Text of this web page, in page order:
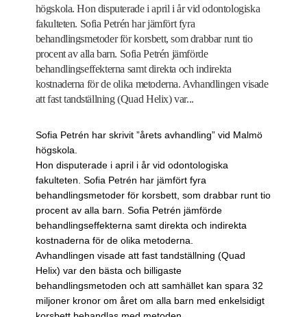
högskola. Hon disputerade i april i år vid odontologiska
fakulteten. Sofia Petrén har jämfört fyra
behandlingsmetoder för korsbett, som drabbar runt tio
procent av alla barn. Sofia Petrén jämförde
behandlingseffekterna samt direkta och indirekta
kostnaderna för de olika metoderna. Avhandlingen visade
att fast tandställning (Quad Helix) var...
Sofia Petrén har skrivit ”årets avhandling” vid Malmö
högskola.
Hon disputerade i april i år vid odontologiska
fakulteten. Sofia Petrén har jämfört fyra
behandlingsmetoder för korsbett, som drabbar runt tio
procent av alla barn. Sofia Petrén jämförde
behandlingseffekterna samt direkta och indirekta
kostnaderna för de olika metoderna.
Avhandlingen visade att fast tandställning (Quad
Helix) var den bästa och billigaste
behandlingsmetoden och att samhället kan spara 32
miljoner kronor om året om alla barn med enkelsidigt